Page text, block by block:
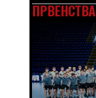
ПРВЕНСТВА